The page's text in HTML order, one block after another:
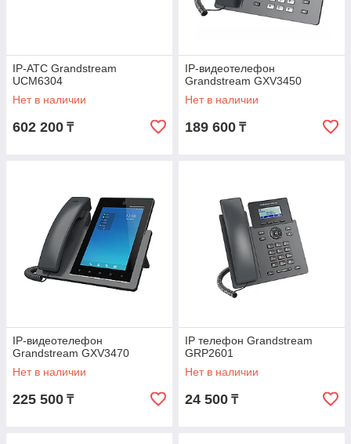
IP-АТС Grandstream
UCM6304
Нет в наличии
602 200 ₸
IP-видеотелефон
Grandstream GXV3450
Нет в наличии
189 600 ₸
IP-видеотелефон
Grandstream GXV3470
Нет в наличии
225 500 ₸
IP телефон Grandstream
GRP2601
Нет в наличии
24 500 ₸